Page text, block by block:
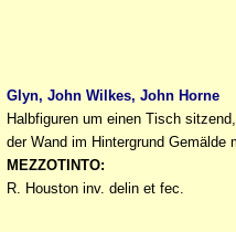
Glyn, John Wilkes, John Horne
Halbfiguren um einen Tisch
der Wand im Hintergrund Gemälde
MEZZOTINTO:
R. Houston inv. delin et fec.